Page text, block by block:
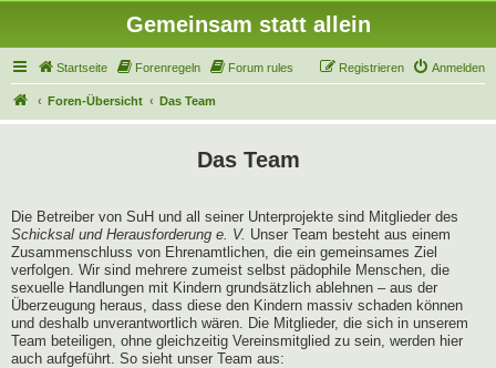
Gemeinsam statt allein
Startseite Forenregeln Forum rules Anmelden
Registrieren
Foren-Übersicht Das Team
Das Team
Die Betreiber von SuH und all seiner Unterprojekte sind Mitglieder des
Schicksal und Herausforderung e. V. Unser Team besteht aus einem
Zusammenschluss von Ehrenamtlichen, die ein gemeinsames Ziel
verfolgen. Wir sind mehrere zumeist selbst pädophile Menschen, die
sexuelle Handlungen mit Kindern grundsätzlich ablehnen – aus der
Überzeugung heraus, dass diese den Kindern massiv schaden können
und deshalb unverantwortlich wären. Die Mitglieder, die sich in unserem
Team beteiligen, ohne gleichzeitig Vereinsmitglied zu sein, werden hier
auch aufgeführt. So sieht unser Team aus: